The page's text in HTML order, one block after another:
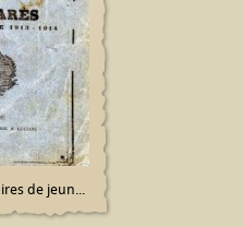
de jeun...